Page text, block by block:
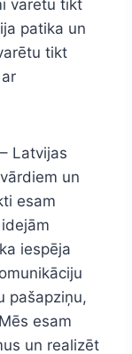
varētu tikt
patika un
tikt
Latvijas
un
esam
iespēja
pašapziņu,
esam
un realizēt